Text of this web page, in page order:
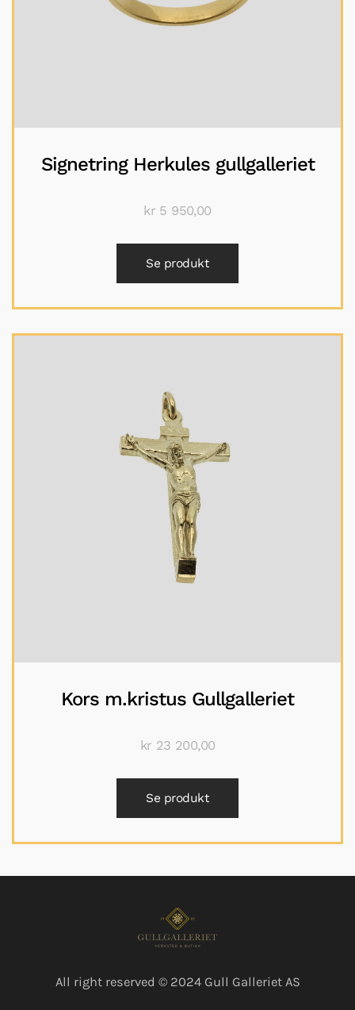
Signetring Herkules gullgalleriet
kr 5 950,00
Se produkt
Kors m.kristus Gullgalleriet
kr 23 200,00
Se produkt
All right reserved © 2024 Gull Galleriet AS